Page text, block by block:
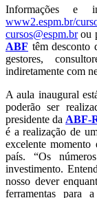
Informações e
www2.espm.br/
cursos@espm.brou
ABF têm desconto
gestores,
indiretamente com
A aula inaugural
poderão ser
presidente da ABF-
é a realização de
excelente
país. “Os
investimento.
nosso dever
ferramentas para